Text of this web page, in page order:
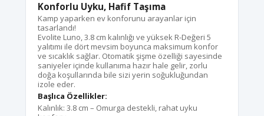
Konforlu Uyku, Hafif Taşıma
Kamp yaparken ev konforunu arayanlar için
tasarlandı!
Evolite Luno, 3.8 cm kalınlığı ve yüksek R-Değeri 5
yalıtımı ile dört mevsim boyunca maksimum konfor
ve sıcaklık sağlar. Otomatik şişme özelliği sayesinde
saniyeler içinde kullanıma hazır hale gelir, zorlu
doğa koşullarında bile sizi yerin soğukluğundan
izole eder.
Başlıca Özellikler:
Kalınlık: 3.8 cm – Omurga destekli, rahat uyku